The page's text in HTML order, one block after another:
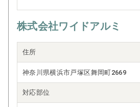
株式会社ワイドアルミ
住所
神奈川県横浜市戸塚区舞岡町2669
対応部位